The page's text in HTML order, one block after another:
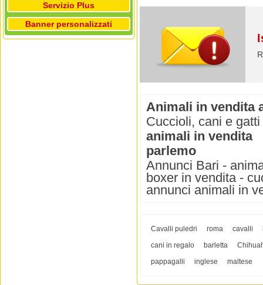
Servizio Plus
Banner personalizzati
Animali in vendita
Cuccioli, cani e
animali in vendita
parlemo
Annunci Bari -
boxer in vendita -
annunci animali in
Cavalli puledri roma cavalli
cani in regalo
barletta
pappagalli
inglese maltese